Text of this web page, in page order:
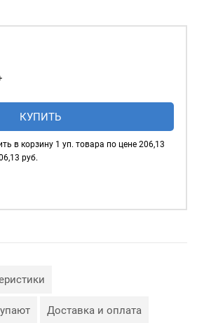
КУПИТЬ
в корзину 1 уп. товара по цене 206,13
руб.
Доставка и оплата